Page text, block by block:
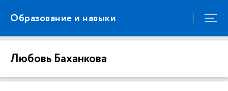
Образование и навыки
Любовь Баханкова